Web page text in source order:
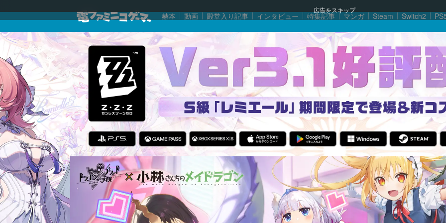
広告をスキップ
赫本 動画 殿堂入り記事 インタビュー 特集記事 マンガ Steam Switch2